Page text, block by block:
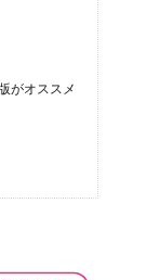
がオススメ